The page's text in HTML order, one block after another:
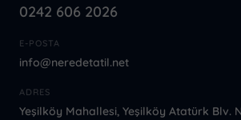
0242 606 2026
E-POSTA
info@neredetatil.net
ADRES
Yeşilköy Mahallesi, Yeşilköy Atatürk Blv.